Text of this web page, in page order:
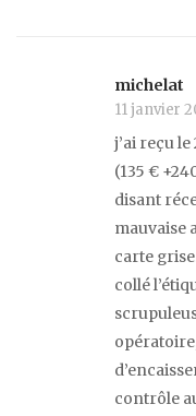
michelat
11 janvier
j’ai reçu le
(135 €
disant
mauvaise
carte
collé
contrôle